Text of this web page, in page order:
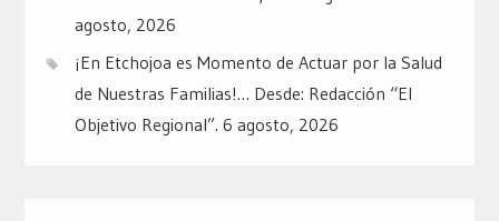
agosto, 2026
¡En Etchojoa es Momento de Actuar por la Salud
de Nuestras Familias!… Desde: Redacción “El
Objetivo Regional”. 6 agosto, 2026